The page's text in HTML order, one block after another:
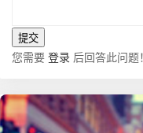
您需要 登录 后回答此问题！